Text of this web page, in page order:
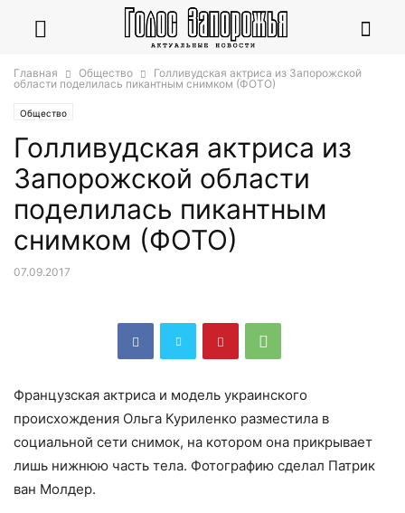
Главная Общество
Голливудская актриса из Запорожской
области поделилась пикантным снимком (ФОТО)
Общество
Голливудская актриса из
Запорожской области
поделилась пикантным
снимком (ФОТО)
07.09.2017
Французская актриса и модель украинского
происхождения Ольга Куриленко разместила в
социальной сети снимок, на котором она прикрывает
лишь нижнюю часть тела. Фотографию сделал Патрик
ван Молдер.